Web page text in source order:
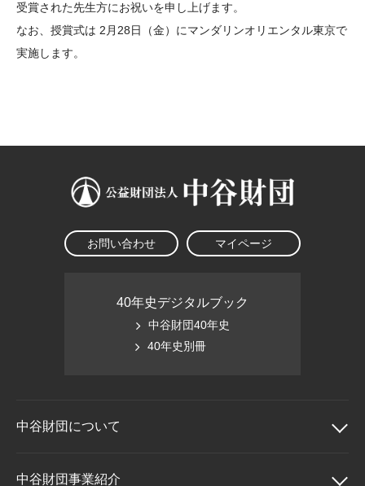
受賞された先生方にお祝いを申し上げます。
なお、授賞式は 2月28日（金）にマンダリンオリエンタル東京で
実施します。
お問い合わせ マイページ
40年史デジタルブック
中谷財団40年史
40年史別冊
中谷財団について
中谷財団について
中谷財団事業紹介